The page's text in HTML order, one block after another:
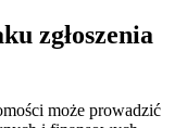
zgłoszenia
może prowadzić